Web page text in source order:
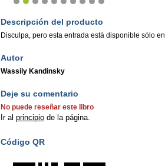
Descripción del producto
Disculpa, pero esta entrada está disponible sólo en
Autor
Wassily Kandinsky
Deje su comentario
No puede reseñar este libro
Ir al principio de la página.
Código QR